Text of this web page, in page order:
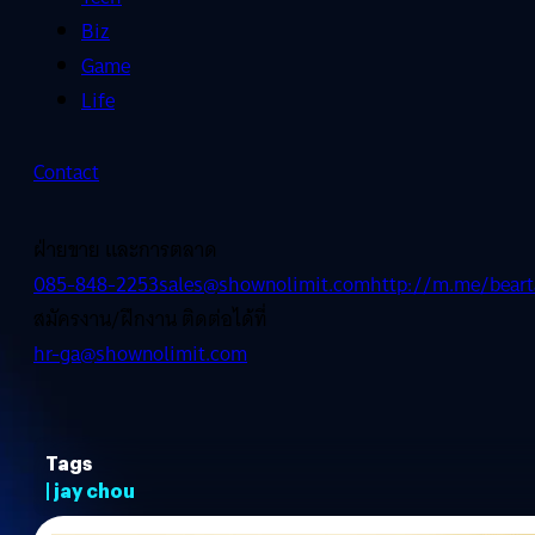
Biz
Game
Life
Contact
ฝ่ายขาย และการตลาด
085-848-2253sales@shownolimit.comhttp://m.me/
สมัครงาน/ฝึกงาน ติดต่อได้ที่
hr-ga@shownolimit.com
Tags
| jay chou